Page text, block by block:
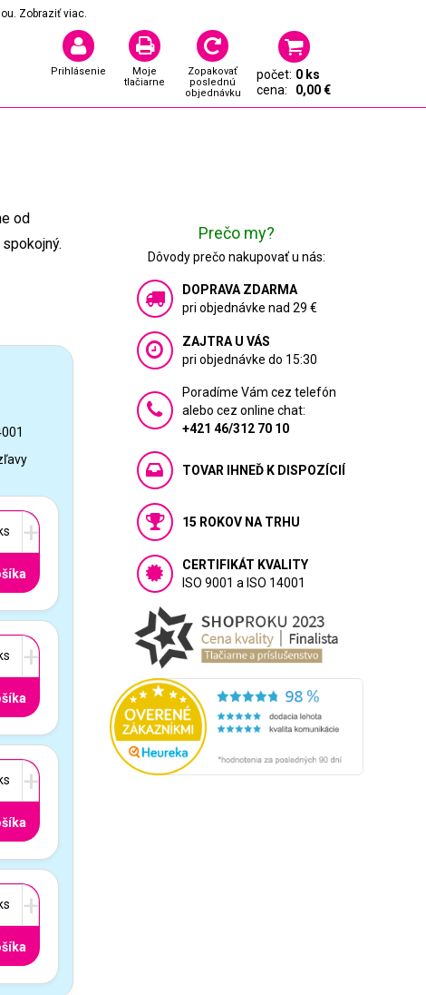
Zobraziť viac.
Prihlásenie
Moje
tlačiarne
Zopakovať
poslednú
objednávku
počet: 0 ks
cena:
0,00 €
od
+
+
+
+
Prečo my?
Dôvody prečo nakupovať u nás:
DOPRAVA ZDARMA
pri objednávke nad 29 €
ZAJTRA U VÁS
pri objednávke do 15:30
Poradíme Vám cez telefón
alebo cez online chat:
+421 46/312 70 10
TOVAR IHNEĎ K DISPOZÍCIÍ
15 ROKOV NA TRHU
CERTIFIKÁT KVALITY
ISO 9001 a ISO 14001